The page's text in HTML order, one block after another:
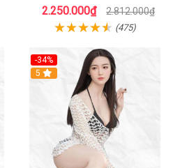
2.250.000₫ 2.812.000₫
(475)
-34%
5